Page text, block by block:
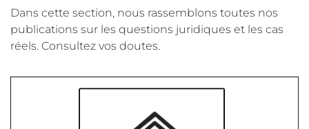
Dans cette section, nous rassemblons toutes nos
publications sur les questions juridiques et les cas
réels. Consultez vos doutes.